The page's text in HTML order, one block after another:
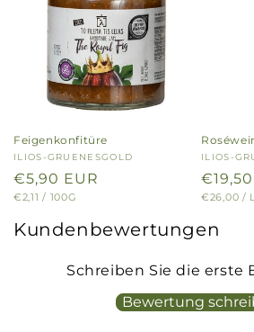
Feigenkonfitüre
Anbieter:
ILIOS-GRUENESGOLD
Normaler
Preis
€5,90 EUR
GRUNDPREIS
€2,11 / PRO
100G
ILIOS-
Preis
€26,00 /
Kundenbewertungen
Schreiben Sie die erste
Bewertung